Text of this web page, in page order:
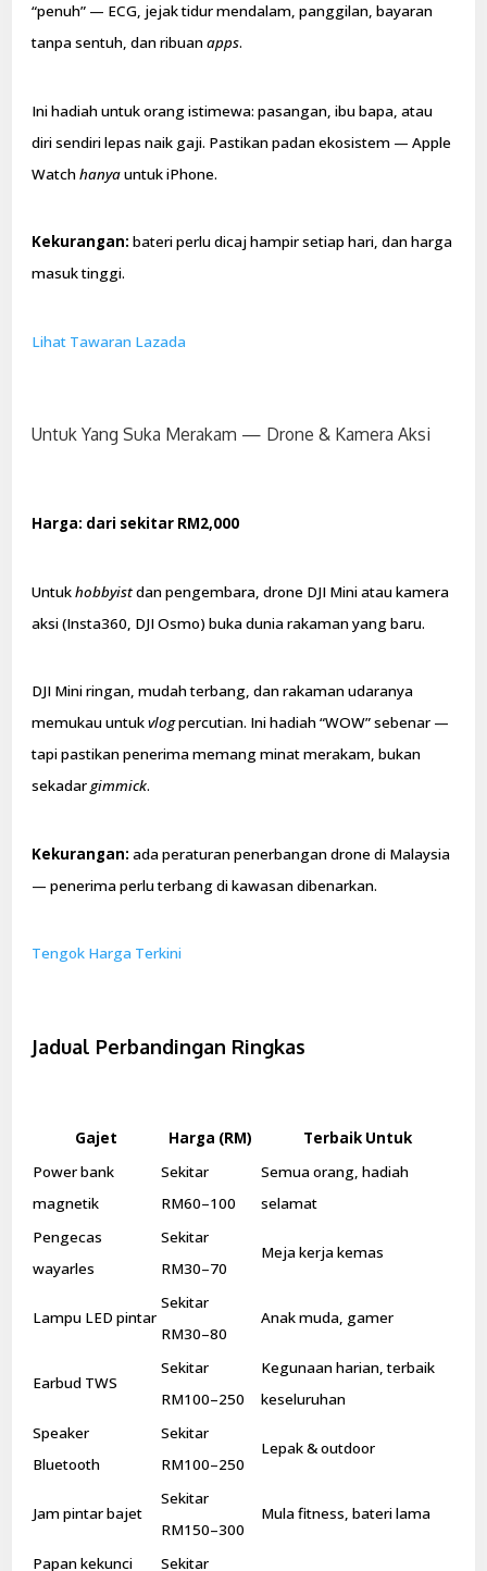
“penuh” — ECG, jejak tidur mendalam, panggilan, bayaran
tanpa sentuh, dan ribuanapps.
Ini hadiah untuk orang istimewa: pasangan, ibu bapa, atau
diri sendiri lepas naik gaji. Pastikan padan ekosistem — Apple
Watchhanyauntuk iPhone.
Kekurangan: bateri perlu dicaj hampir setiap hari, dan harga
masuk tinggi.
Lihat Tawaran Lazada
Untuk Yang Suka Merakam — Drone & Kamera Aksi
Harga: dari sekitar RM2,000
Untukhobbyistdan pengembara, drone DJI Mini atau kamera
aksi (Insta360, DJI Osmo) buka dunia rakaman yang baru.
DJI Mini ringan, mudah terbang, dan rakaman udaranya
memukau untukvlogpercutian. Ini hadiah “WOW” sebenar —
tapi pastikan penerima memang minat merakam, bukan
sekadargimmick.
Kekurangan: ada peraturan penerbangan drone di Malaysia
— penerima perlu terbang di kawasan dibenarkan.
Tengok Harga Terkini
Jadual Perbandingan Ringkas
Gajet Harga (RM)
Terbaik Untuk
Power bank
magnetik
Sekitar
RM60–100
Semua orang, hadiah
selamat
Pengecas
wayarles
Sekitar
RM30–70
Meja kerja kemas
Lampu LED pintar
Sekitar
RM30–80
Anak muda, gamer
Earbud TWS
Sekitar
RM100–250
Kegunaan harian, terbaik
keseluruhan
Speaker
Bluetooth
Sekitar
RM100–250
Lepak & outdoor
Jam pintar bajet
Sekitar
RM150–300
Mula fitness, bateri lama
Papan kekunci Sekitar